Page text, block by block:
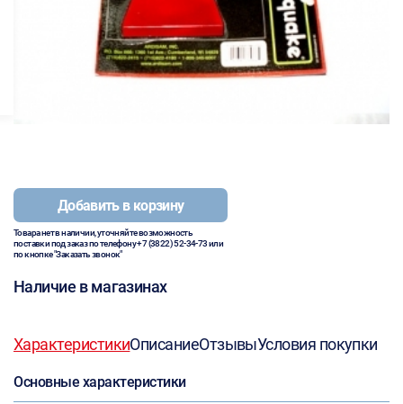
Добавить в корзину
Товара нет в наличии, уточняйте возможность
поставки под заказ по телефону+7 (3822) 52-34-73или
по кнопке "Заказать звонок"
Наличие в магазинах
ХарактеристикиОписаниеОтзывыУсловия покупки
Основные характеристики